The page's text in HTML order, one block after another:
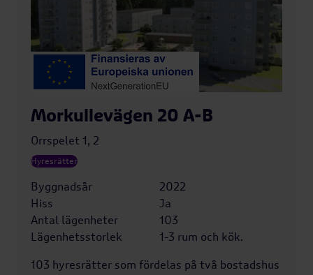
Morkullevägen 20 A-B
Orrspelet 1, 2
Hyresrätter
Byggnadsår
2022
Hiss
Ja
Antal lägenheter
103
Lägenhetsstorlek
1-3 rum och kök.
103 hyresrätter som fördelas på två bostadshus